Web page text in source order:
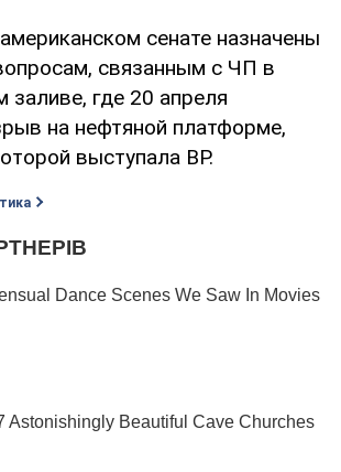
сенате назначены
связанным с ЧП в
заливе, где 20 апреля
на нефтяной платформе,
выступала ВР.